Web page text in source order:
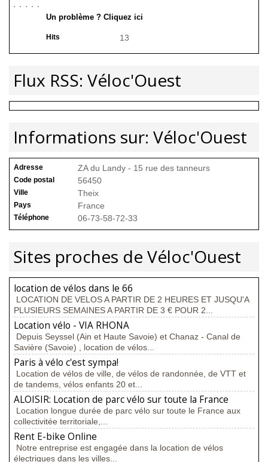
Un problème ? Cliquez ici
Hits 13
Flux RSS: Véloc'Ouest
Informations sur: Véloc'Ouest
Adresse ZA du Landy - 15 rue des tanneurs
Code postal 56450
Ville Theix
Pays France
Téléphone 06-73-58-72-33
Sites proches de Véloc'Ouest
location de vélos dans le 66
LOCATION DE VELOS A PARTIR DE 2 HEURES ET JUSQU'A
PLUSIEURS SEMAINES A PARTIR DE 3 € POUR 2...
Location vélo - VIA RHONA
Depuis Seyssel (Ain et Haute Savoie) et Chanaz - Canal de
Savière (Savoie) , location de vélos...
Paris à vélo c'est sympa!
Location de vélos de ville, de vélos de randonnée, de VTT et
de tandems, vélos enfants 20 et...
ALOISIR: Location de parc vélo sur toute la France
Location longue durée de parc vélo sur toute le France aux
collectivitée territoriale,...
Rent E-bike Online
Notre entreprise est engagée dans la location de vélos
électriques dans les villes...